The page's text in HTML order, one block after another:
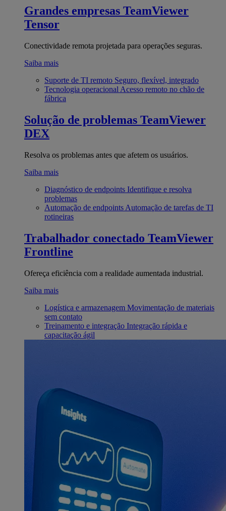
Grandes empresas TeamViewer
Tensor
Conectividade remota projetada para operações seguras.
Saiba mais
Suporte de TI remoto Seguro, flexível, integrado
Tecnologia operacional Acesso remoto no chão de
fábrica
Solução de problemas TeamViewer
DEX
Resolva os problemas antes que afetem os usuários.
Saiba mais
Diagnóstico de endpoints Identifique e resolva
problemas
Automação de endpoints Automação de tarefas de TI
rotineiras
Trabalhador conectado TeamViewer
Frontline
Ofereça eficiência com a realidade aumentada industrial.
Saiba mais
Logística e armazenagem Movimentação de materiais
sem contato
Treinamento e integração Integração rápida e
capacitação ágil